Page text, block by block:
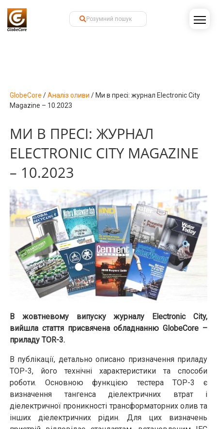
GlobeCore /Аналіз оливи / Ми в пресі: журнал Electronic City
Magazine – 10.2023
МИ В ПРЕСІ: ЖУРНАЛ
ELECTRONIC CITY MAGAZINE
– 10.2023
В жовтневому випуску журналу Electronic City,
вийшла стаття присвячена обладнанню GlobeCore –
приладу TOR-3.
В публікації, детально описано призначення приладу
ТОР-3, його технічні характеристики та способи
роботи. Основною функцією тестера ТОР-3 є
визначення тангенса діелектричних втрат і
діелектричної проникності трансформаторних олив та
інших діелектричних рідин. Для цих визначень